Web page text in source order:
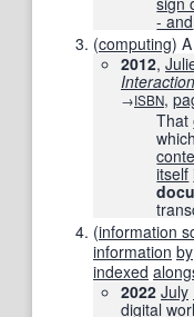
- and
(computing) A
2012,
Interaction
→ISBN,
That
itself
(information
information by
indexed
2022 July
digital